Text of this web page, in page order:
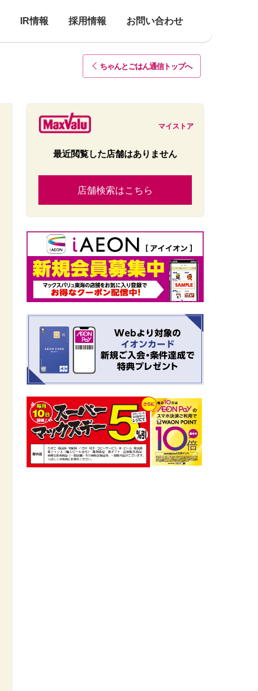
IR情報 採用情報 お問い合わせ
ちゃんとごはん通信トップへ
マイストア
最近閲覧した店舗はありません
店舗検索はこちら